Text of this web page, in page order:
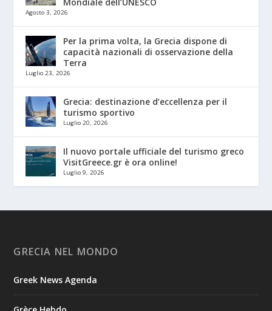
Agosto 3, 2026
Per la prima volta, la Grecia dispone di
capacità nazionali di osservazione della
Terra
Luglio 23, 2026
Grecia: destinazione d’eccellenza per il
turismo sportivo
Luglio 20, 2026
Il nuovo portale ufficiale del turismo greco
VisitGreece.gr è ora online!
Luglio 9, 2026
GRECIA NEL MONDO
Greek News Agenda